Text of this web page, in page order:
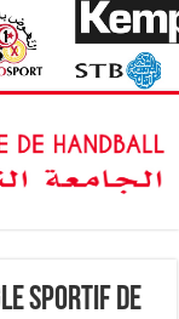
sportif de